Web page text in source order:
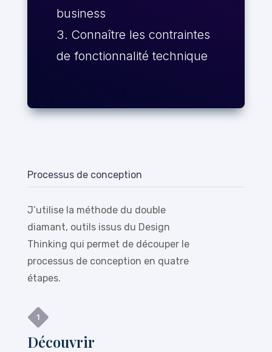
business
Connaître les contraintes
de fonctionnalité technique
Processus de conception
J’utilise la méthode du double
diamant, outils issus du Design
Thinking qui permet de découper le
processus de conception en quatre
étapes.
Découvrir